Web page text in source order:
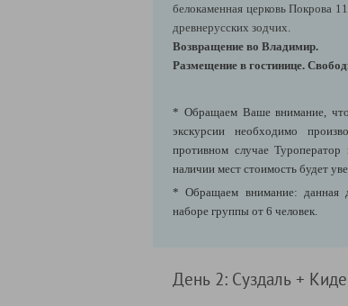
белокаменная церковь Покрова
древнерусских зодчих.
Возвращение во Владимир.
Размещение в гостинице.
* Обращаем Ваше внимание,
экскурсии необходимо
противном случае
наличии мест стоимость будет
* Обращаем внимание: данная
наборе группы от 6 человек.
День 2: Суздаль +